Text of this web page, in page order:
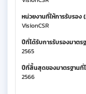
หน่วยงานที่ให้การรับรอง
VisionCSR
ปีที่ได้รับการรับรองมาตร
2565
ปีที่สิ้นสุดของมาตรฐานที่
2566